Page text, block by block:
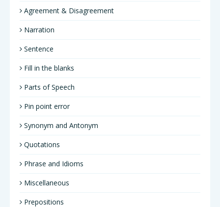
Agreement & Disagreement
Narration
Sentence
Fill in the blanks
Parts of Speech
Pin point error
Synonym and Antonym
Quotations
Phrase and Idioms
Miscellaneous
Prepositions